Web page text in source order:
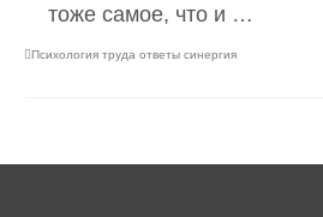
тоже самое, что и …
Психология труда ответы синергия